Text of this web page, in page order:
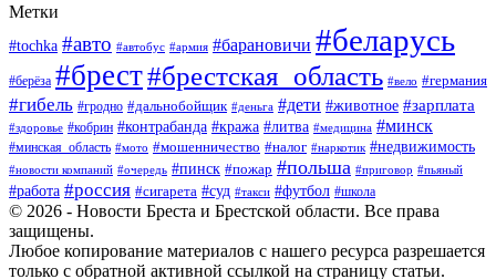
Метки
#tochka #авто #автобус #армия #барановичи #беларусь
#берёза #брест#брестская_область #вело #германия
#гибель #гродно #дальнобойщик #деньга #дети #животное #зарплата
#здоровье #кобрин #контрабанда #кража #литва #медицина #минск
#минская_область #мото #мошенничество #налог #наркотик #недвижимость
#новости компаний #очередь #пинск #пожар #польша #приговор #пьяный
#работа #россия #сигарета #суд #такси #футбол #школа
© 2026 - Новости Бреста и Брестской области. Все права
защищены.
Любое копирование материалов с нашего ресурса разрешается
только с обратной активной ссылкой на страницу статьи.